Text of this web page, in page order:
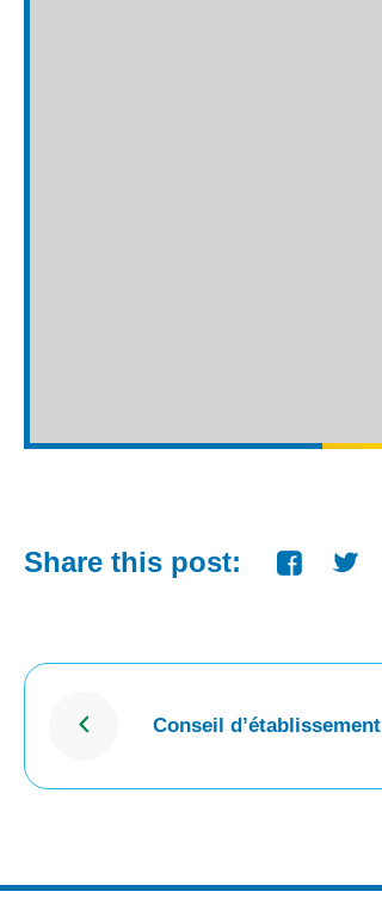
Share this post:
Conseil d’établissement